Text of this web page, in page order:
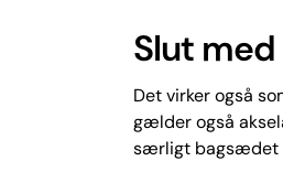
Slut
Det virker også
gælder også
særligt bagsædet